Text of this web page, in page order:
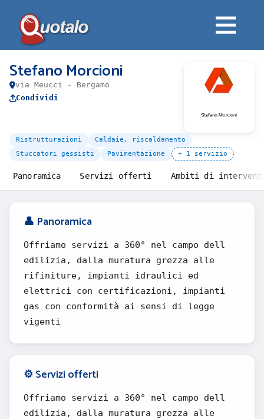
Stefano Morcioni
via Meucci - Bergamo
Condividi
Ristrutturazioni
Caldaie, riscaldamento
Stuccatori gessisti
Pavimentazione + 1 servizio
Panoramica Servizi offerti Ambiti di
👤 Panoramica
Offriamo servizi a 360° nel campo dell
edilizia, dalla muratura grezza alle
rifiniture, impianti idraulici ed
elettrici con certificazioni, impianti
gas con conformità ai sensi di legge
vigenti
⚙️ Servizi offerti
Offriamo servizi a 360° nel campo dell
edilizia, dalla muratura grezza alle